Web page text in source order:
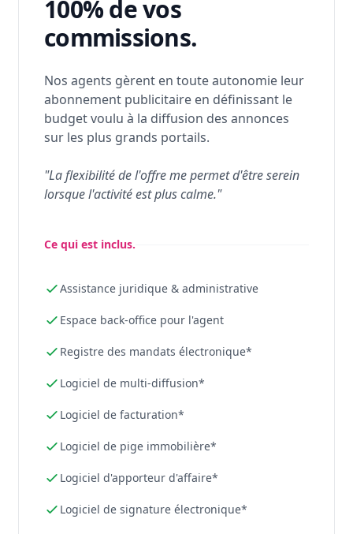
100% de vos
commissions.
Nos agents gèrent en toute autonomie leur
abonnement publicitaire en définissant le
budget voulu à la diffusion des annonces
sur les plus grands portails.
"La flexibilité de l'offre me permet d'être serein
lorsque l'activité est plus calme."
Ce qui est inclus.
Assistance juridique & administrative
Espace back-office pour l'agent
Registre des mandats électronique*
Logiciel de multi-diffusion*
Logiciel de facturation*
Logiciel de pige immobilière*
Logiciel d'apporteur d'affaire*
Logiciel de signature électronique*